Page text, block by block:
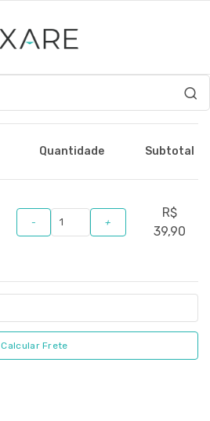
Quantidade Subtotal
- +
R$
39,90
Calcular Frete